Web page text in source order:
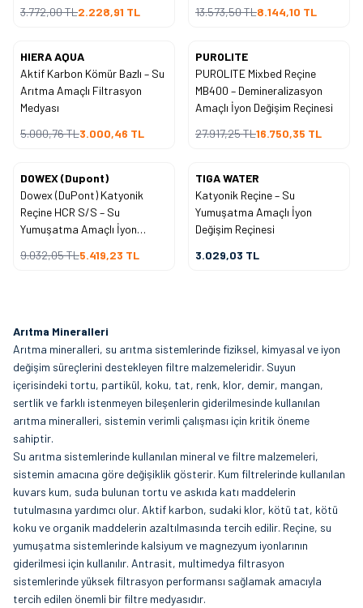
3.772,00TL2.228,91 TL
13.573,50TL8.144,10 TL
Yeni
% 40
HIERA AQUA
Aktif Karbon Kömür Bazlı – Su
Arıtma Amaçlı Filtrasyon
Medyası
5.000,76TL3.000,46 TL
Yeni
%40
PUROLITE
PUROLITE Mixbed Reçine
MB400 – Demineralizasyon
Amaçlı İyon Değişim Reçinesi
27.917,25TL16.750,35 TL
Yeni
%40
DOWEX (Dupont)
Dowex (DuPont) Katyonik
Reçine HCR S/S – Su
Yumuşatma Amaçlı İyon
9.032,05TL5.419,23 TL
Yeni
TIGA WATER
Katyonik Reçine – Su
Yumuşatma Amaçlı İyon
Değişim Reçinesi
3.029,03 TL
Arıtma Mineralleri
Arıtma mineralleri, su arıtma sistemlerinde fiziksel, kimyasal ve iyon
değişim süreçlerini destekleyen filtre malzemeleridir. Suyun
içerisindeki tortu, partikül, koku, tat, renk, klor, demir, mangan,
sertlik ve farklı istenmeyen bileşenlerin giderilmesinde kullanılan
arıtma mineralleri, sistemin verimli çalışması için kritik öneme
sahiptir.
Su arıtma sistemlerinde kullanılan mineral ve filtre malzemeleri,
sistemin amacına göre değişiklik gösterir. Kum filtrelerinde kullanılan
kuvars kum, suda bulunan tortu ve askıda katı maddelerin
tutulmasına yardımcı olur. Aktif karbon, sudaki klor, kötü tat, kötü
koku ve organik maddelerin azaltılmasında tercih edilir. Reçine, su
yumuşatma sistemlerinde kalsiyum ve magnezyum iyonlarının
giderilmesi için kullanılır. Antrasit, multimedya filtrasyon
sistemlerinde yüksek filtrasyon performansı sağlamak amacıyla
tercih edilen önemli bir filtre medyasıdır.